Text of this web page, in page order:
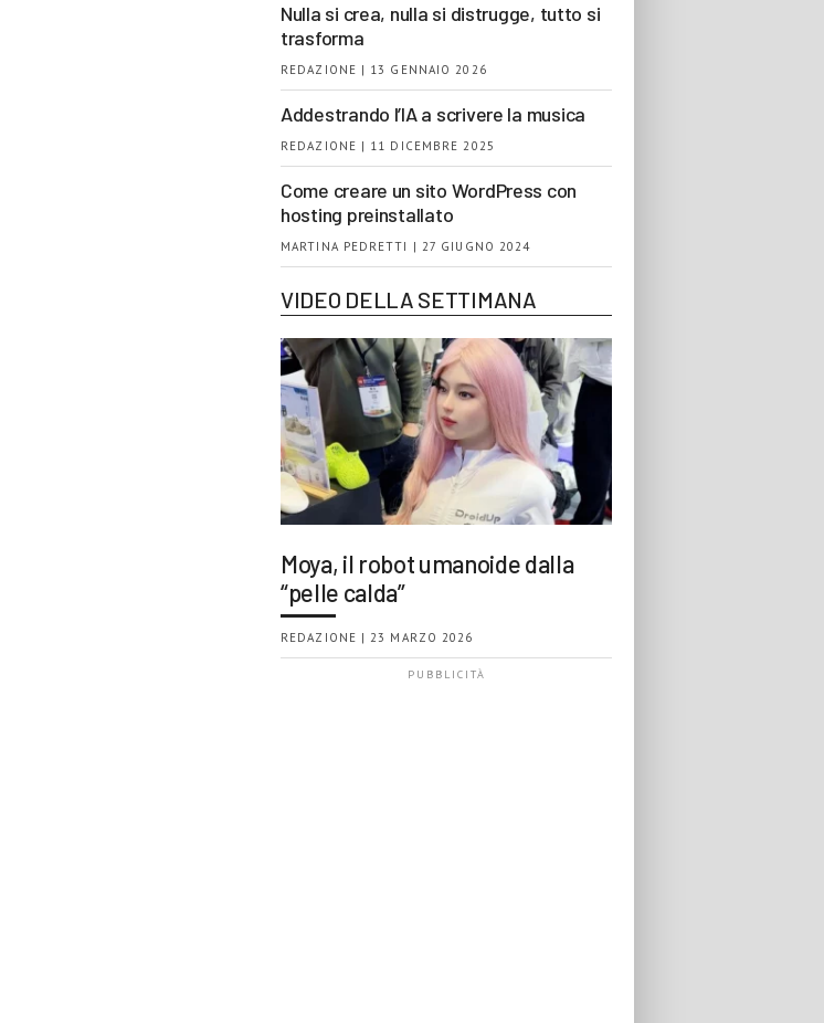
Nulla si crea, nulla si distrugge, tutto si
trasforma
REDAZIONE | 13 GENNAIO 2026
Addestrando l’IA a scrivere la musica
REDAZIONE | 11 DICEMBRE 2025
Come creare un sito WordPress con
hosting preinstallato
MARTINA PEDRETTI | 27 GIUGNO 2024
VIDEO DELLA SETTIMANA
Moya, il robot umanoide dalla
“pelle calda”
REDAZIONE | 23 MARZO 2026